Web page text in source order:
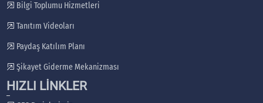
Bilgi Toplumu Hizmetleri
Tanıtım Videoları
Paydaş Katılım Planı
Şikayet Giderme Mekanizması
HIZLI LİNKLER